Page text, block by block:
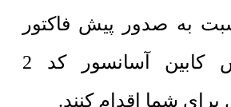
به صدور پیش فاکتور
فروش کابین آسانسور کد 2
برای شما اقدام کنند.